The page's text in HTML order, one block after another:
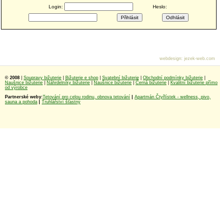
Login: Heslo:
© 2008 Soupravy bižuterie Bižuterie e shop Svatební bižuterie Obchodní podmínky bižuterie
Naušnice bižuterie
Náhrdelníky bižuterie Naušnice bižuterie Černá bižuterie
Kvalitní bižuterie přímo
od výrobce
Partnerské weby:Tetování pro celou rodinu, obnova tetování
Apartmán Čtyřlístek - wellness, pivo,
sauna a pohoda
Truhlářství šťastný
webdesign: jezek-web.com